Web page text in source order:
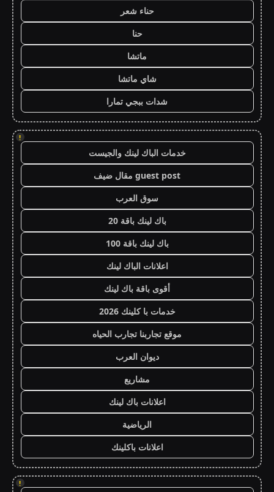
حناء شعر
حنا
ماتشا
شاي ماتشا
شدات ببجي تمارا
!
خدمات الباك لينك والجيست
guest post مقال ضيف
سوق العرب
باك لينك باقة 20
باك لينك باقة 100
اعلانات الباك لينك
أقوى باقة باك لينك
خدمات با كلينك 2026
موقع تجاربنا تجارب الحياه
ديوان العرب
مشاريع
اعلانات باك لينك
الرياضية
اعلانات باكلينك
!